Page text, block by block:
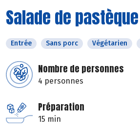
Salade de
Entrée Sans porc Végétarien
Nombre de personnes
4 personnes
Préparation
15 min